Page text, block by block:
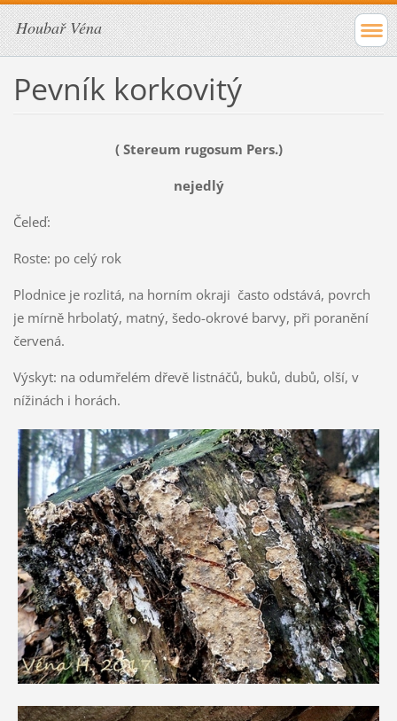
Houbař Véna
Pevník korkovitý
( Stereum rugosum Pers.)
nejedlý
Čeleď:
Roste: po celý rok
Plodnice je rozlitá, na horním okraji často odstává, povrch
je mírně hrbolatý, matný, šedo-okrové barvy, při poranění
červená.
Výskyt: na odumřelém dřevě listnáčů, buků, dubů, olší, v
nížinách i horách.